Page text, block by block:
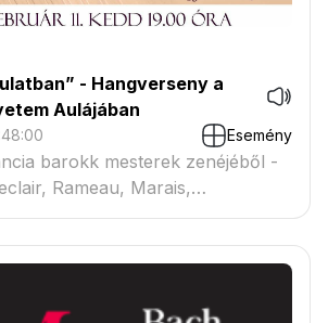
- Hangverseny a
Aulájában
Esemény
barokk mesterek zenéjéből -
Rameau, Marais,
és mások művei